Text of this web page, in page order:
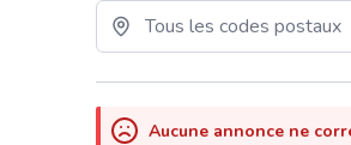
Aucune annonce ne